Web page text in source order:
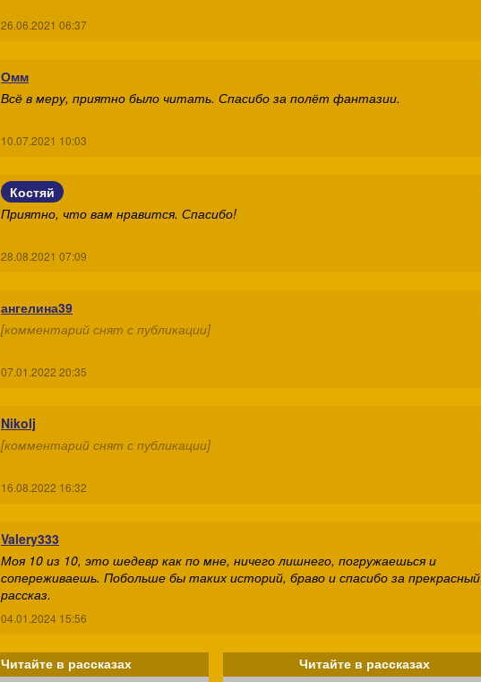
26.06.2021 06:37
Омм
Всё в меру, приятно было читать. Спасибо за полёт фантазии.
10.07.2021 10:03
Костяй
Приятно, что вам нравится. Спасибо!
28.08.2021 07:09
ангелина39
[комментарий снят с публикации]
07.01.2022 20:35
Nikolj
[комментарий снят с публикации]
16.08.2022 16:32
Valery333
Моя 10 из 10, это шедевр как по мне, ничего лишнего, погружаешься и
сопереживаешь. Побольше бы таких историй, браво и спасибо за прекрасный
рассказ.
04.01.2024 15:56
Читайте в рассказах Читайте в рассказах